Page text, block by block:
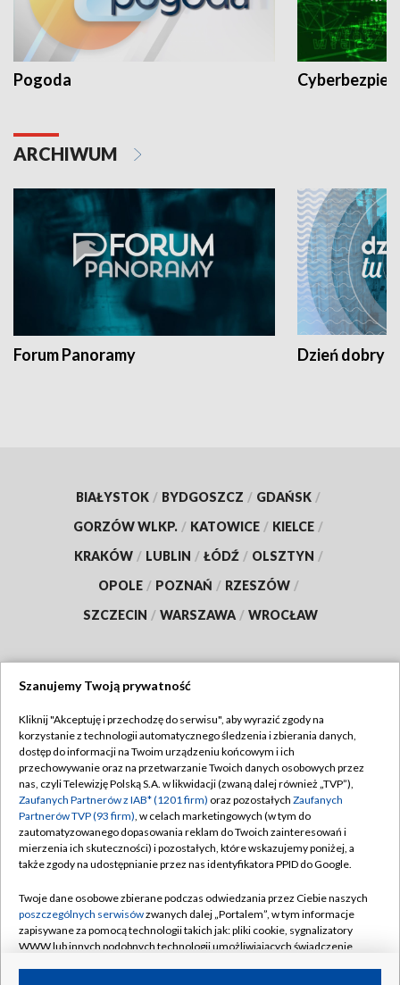
Pogoda
ARCHIWUM
Forum Panoramy Dzień dobry
BIAŁYSTOK / BYDGOSZCZ / GDAŃSK /
GORZÓW WLKP. / KATOWICE / KIELCE /
KRAKÓW / LUBLIN / ŁÓDŹ / OLSZTYN /
OPOLE / POZNAŃ / RZESZÓW /
SZCZECIN / WARSZAWA / WROCŁAW
TVP
Abonament TVP
Emisja w TVP
Centrum informacji TVP
Naziemna Telewizja Cyfrowa
Rada Programowa
System NOS
Informacje o nadawcy
Regulamin TVP
Polityka prywatności
Moje zgody
Pomoc
Kontakt
Kanały
Szanujemy Twoją prywatność
Kliknij "Akceptuję i przechodzę do serwisu", aby wyrazić zgody na
korzystanie z technologii automatycznego śledzenia i zbierania danych,
dostęp do informacji na Twoim urządzeniu końcowym i ich
przechowywanie oraz na przetwarzanie Twoich danych osobowych przez
nas, czyli Telewizję Polską S.A. w likwidacji (zwaną dalej również „TVP”),
Zaufanych Partnerów z IAB* (1201 firm) oraz pozostałych Zaufanych
Partnerów TVP (93 firm), w celach marketingowych (w tym do
zautomatyzowanego dopasowania reklam do Twoich zainteresowań i
mierzenia ich skuteczności) i pozostałych, które wskazujemy poniżej, a
także zgody na udostępnianie przez nas identyfikatora PPID do Google.
Twoje dane osobowe zbierane podczas odwiedzania przez Ciebie naszych
poszczególnych serwisówzwanych dalej „Portalem”, w tym informacje
zapisywane za pomocą technologii takich jak: pliki cookie, sygnalizatory
WWW lub innych podobnych technologii umożliwiających świadczenie